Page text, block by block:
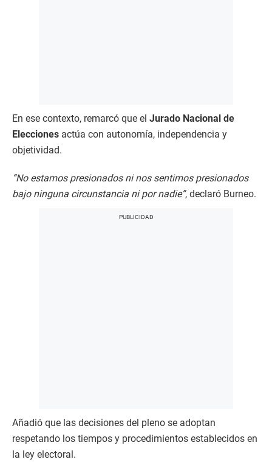
En ese contexto, remarcó que el Jurado Nacional de
Elecciones actúa con autonomía, independencia y
objetividad.
“No estamos presionados ni nos sentimos presionados
bajo ninguna circunstancia ni por nadie”, declaró Burneo.
Añadió que las decisiones del pleno se adoptan
respetando los tiempos y procedimientos establecidos en
la ley electoral.